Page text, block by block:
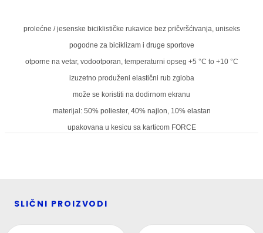
prolećne / jesenske biciklističke rukavice bez pričvršćivanja, uniseks
pogodne za biciklizam i druge sportove
otporne na vetar, vodootporan, temperaturni opseg +5 °C to +10 °C
izuzetno produženi elastični rub zgloba
može se koristiti na dodirnom ekranu
materijal: 50% poliester, 40% najlon, 10% elastan
upakovana u kesicu sa karticom FORCE
SLIČNI PROIZVODI